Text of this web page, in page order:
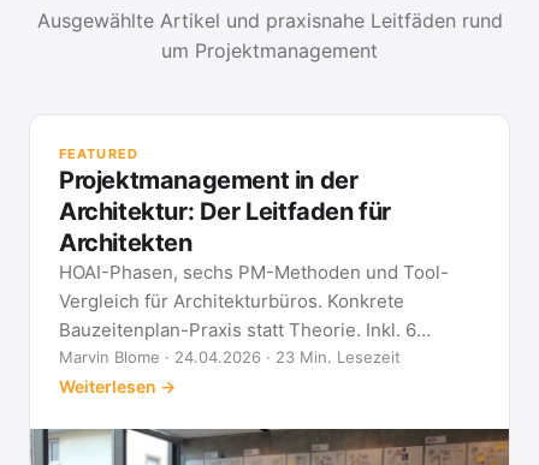
Ausgewählte Artikel und praxisnahe Leitfäden rund
um Projektmanagement
FEATURED
Projektmanagement in der
Architektur: Der Leitfaden für
Architekten
HOAI-Phasen, sechs PM-Methoden und Tool-
Vergleich für Architekturbüros. Konkrete
Bauzeitenplan-Praxis statt Theorie. Inkl. 6
Architekten-FAQ.
Marvin Blome · 24.04.2026 · 23 Min. Lesezeit
Weiterlesen →